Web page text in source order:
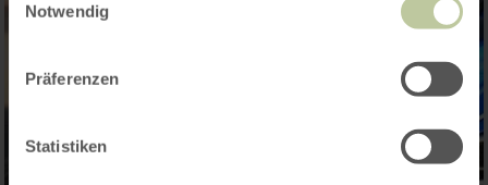
Notwendig
Präferenzen
Statistiken